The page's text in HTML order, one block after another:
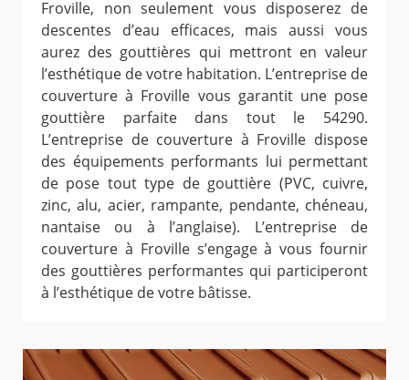
Froville, non seulement vous disposerez de
descentes d’eau efficaces, mais aussi vous
aurez des gouttières qui mettront en valeur
l’esthétique de votre habitation. L’entreprise de
couverture à Froville vous garantit une pose
gouttière parfaite dans tout le 54290.
L’entreprise de couverture à Froville dispose
des équipements performants lui permettant
de pose tout type de gouttière (PVC, cuivre,
zinc, alu, acier, rampante, pendante, chéneau,
nantaise ou à l’anglaise). L’entreprise de
couverture à Froville s’engage à vous fournir
des gouttières performantes qui participeront
à l’esthétique de votre bâtisse.